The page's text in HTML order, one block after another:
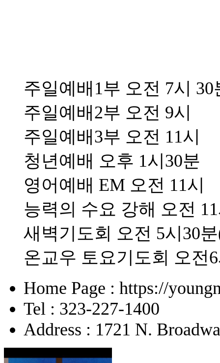
주일예배1부 오전 7시 30
주일예배2부 오전 9시
주일예배3부 오전 11시
청년예배 오후 1시30분
영어예배 EM 오전 11시
능력의 수요 강해 오전
새벽기도회 오전 5시30
온교우 토요기도회 오전
Home Page : https://
Tel : 323-227-1400
Address : 1721 N.